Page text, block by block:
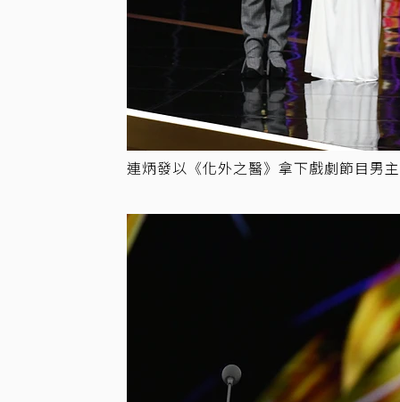
連炳發以《化外之醫》拿下戲劇節目男